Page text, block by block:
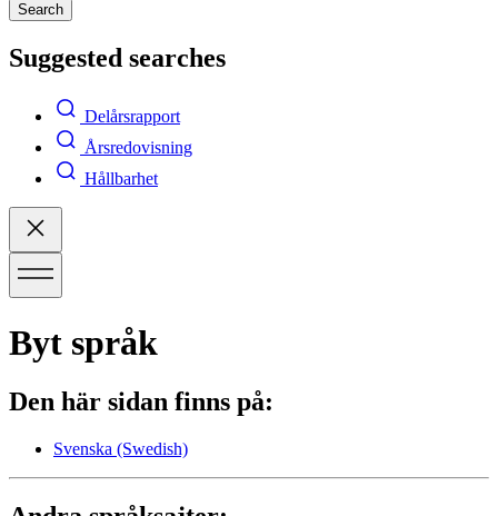
Search
Suggested searches
Delårsrapport
Årsredovisning
Hållbarhet
Byt språk
Den här sidan finns på:
Svenska (Swedish)